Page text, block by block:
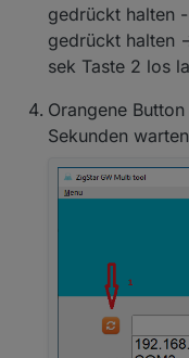
gedrückt halten
gedrückt halten
sek Taste 2 los
Orangene
Sekunden